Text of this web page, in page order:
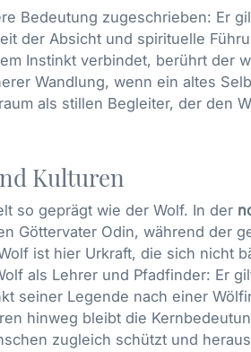
Bedeutung zugeschrieben: Er
der Absicht und spirituelle
Instinkt verbindet, berührt der
Wandlung, wenn ein altes
als stillen Begleiter, der den
Kulturen
so geprägt wie der Wolf. In der
Göttervater Odin, während der
ist hier Urkraft, die sich nicht
als Lehrer und Pfadfinder: Er
seiner Legende nach einer
hinweg bleibt die
zugleich schützt und